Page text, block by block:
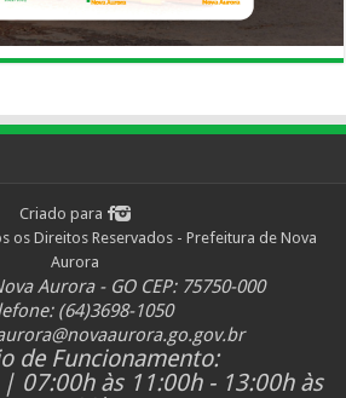
Criado para
os Direitos Reservados - Prefeitura de Nova
Aurora
Aurora - GO CEP: 75750-000
(64)3698-1050
de Funcionamento:
| 07:00h às 11:00h - 13:00h às